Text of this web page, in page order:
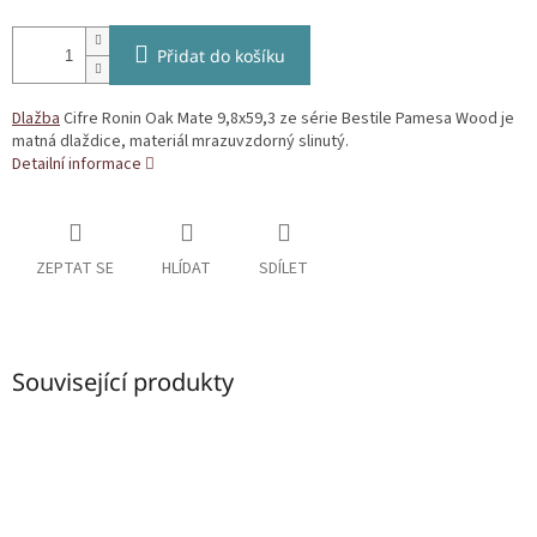
Přidat do košíku
DlažbaCifre Ronin Oak Mate 9,8x59,3 ze série Bestile Pamesa Wood je
matná dlaždice, materiál mrazuvzdorný slinutý.
Detailní informace
ZEPTAT SE HLÍDAT SDÍLET
Související produkty